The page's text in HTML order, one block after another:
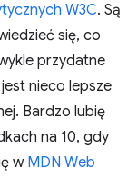
W3C. Są
się, co
przydatne
nieco lepsze
Bardzo lubię
na 10, gdy
w MDN Web